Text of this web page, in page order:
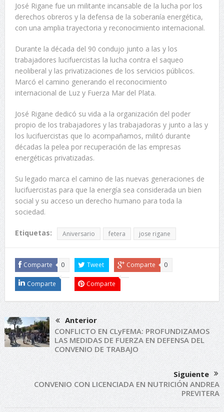
José Rigane fue un militante incansable de la lucha por los
derechos obreros y la defensa de la soberanía energética,
con una amplia trayectoria y reconocimiento internacional.
Durante la década del 90 condujo junto a las y los
trabajadores lucifuercistas la lucha contra el saqueo
neoliberal y las privatizaciones de los servicios públicos.
Marcó el camino generando el reconocimiento
internacional de Luz y Fuerza Mar del Plata.
José Rigane dedicó su vida a la organización del poder
propio de los trabajadores y las trabajadoras y junto a las y
los lucifuercistas que lo acompañamos, militó durante
décadas la pelea por recuperación de las empresas
energéticas privatizadas.
Su legado marca el camino de las nuevas generaciones de
lucifuercistas para que la energía sea considerada un bien
social y su acceso un derecho humano para toda la
sociedad.
Etiquetas: Aniversario fetera jose rigane
Comparte 0 Tweet Comparte 0
Comparte Comparte
Anterior
CONFLICTO EN CLyFEMA: PROFUNDIZAMOS
LAS MEDIDAS DE FUERZA EN DEFENSA DEL
CONVENIO DE TRABAJO
Siguiente
CONVENIO CON LICENCIADA EN NUTRICIÓN ANDREA
PREVITERA